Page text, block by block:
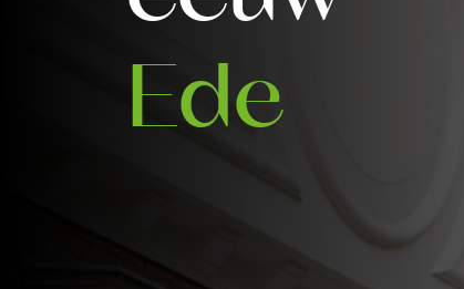
Ede